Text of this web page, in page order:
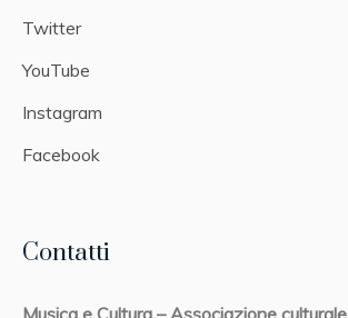
Twitter
YouTube
Instagram
Facebook
Contatti
Musica e Cultura – Associazione culturale